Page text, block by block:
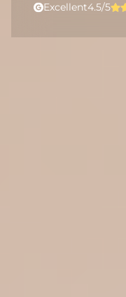
Excellent4.5/5